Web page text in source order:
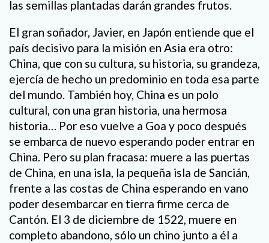
las semillas plantadas darán grandes frutos.
El gran soñador, Javier, en Japón entiende que el
país decisivo para la misión en Asia era otro:
China, que con su cultura, su historia, su grandeza,
ejercía de hecho un predominio en toda esa parte
del mundo. También hoy, China es un polo
cultural, con una gran historia, una hermosa
historia… Por eso vuelve a Goa y poco después
se embarca de nuevo esperando poder entrar en
China. Pero su plan fracasa: muere a las puertas
de China, en una isla, la pequeña isla de Sancián,
frente a las costas de China esperando en vano
poder desembarcar en tierra firme cerca de
Cantón. El 3 de diciembre de 1522, muere en
completo abandono, sólo un chino junto a él a